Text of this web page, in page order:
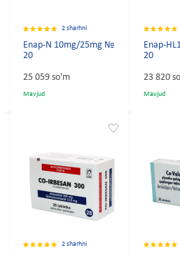
2 sharhni
Enap-N 10mg/25mg №
20
25 059 so'm
Mavjud
Enap-
20
23 820
Mavjud
2 sharhni